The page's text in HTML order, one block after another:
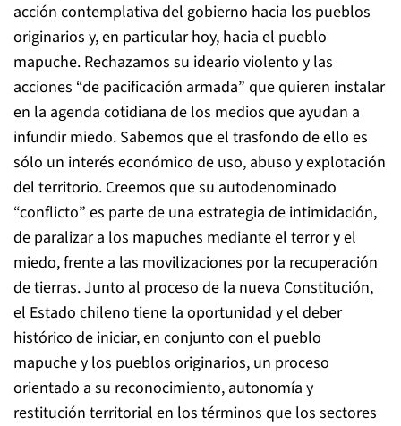
acción contemplativa del gobierno hacia los pueblos
originarios y, en particular hoy, hacia el pueblo
mapuche. Rechazamos su ideario violento y las
acciones “de pacificación armada” que quieren instalar
en la agenda cotidiana de los medios que ayudan a
infundir miedo. Sabemos que el trasfondo de ello es
sólo un interés económico de uso, abuso y explotación
del territorio. Creemos que su autodenominado
“conflicto” es parte de una estrategia de intimidación,
de paralizar a los mapuches mediante el terror y el
miedo, frente a las movilizaciones por la recuperación
de tierras. Junto al proceso de la nueva Constitución,
el Estado chileno tiene la oportunidad y el deber
histórico de iniciar, en conjunto con el pueblo
mapuche y los pueblos originarios, un proceso
orientado a su reconocimiento, autonomía y
restitución territorial en los términos que los sectores